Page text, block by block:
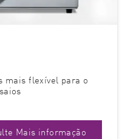
mais flexível para o
Mais informação